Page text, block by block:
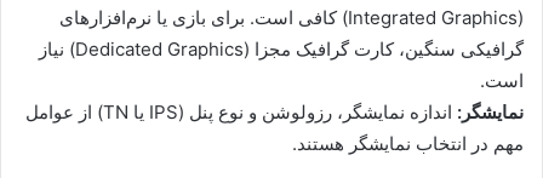
(Integrated Graphics) کافی است. برای بازی یا نرم‌افزارهای
گرافیکی سنگین، کارت گرافیک مجزا (Dedicated Graphics) نیاز
است.
نمایشگر:
اندازه نمایشگر، رزولوشن و نوع پنل (IPS یا TN) از عوامل
مهم در انتخاب نمایشگر هستند.